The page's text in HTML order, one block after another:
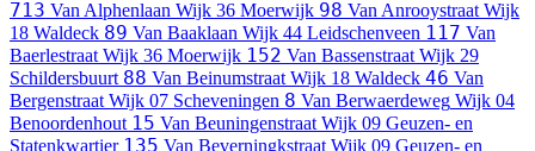
713 Van Alphenlaan Wijk 36 Moerwijk 98 Van Anrooystraat Wijk
18 Waldeck 89 Van Baaklaan Wijk 44 Leidschenveen 117 Van
Baerlestraat Wijk 36 Moerwijk 152 Van Bassenstraat Wijk 29
Schildersbuurt 88 Van Beinumstraat Wijk 18 Waldeck 46 Van
Bergenstraat Wijk 07 Scheveningen 8 Van Berwaerdeweg Wijk 04
Benoordenhout 15 Van Beuningenstraat Wijk 09 Geuzen- en
Statenkwartier 135 Van Beverningkstraat Wijk 09 Geuzen- en